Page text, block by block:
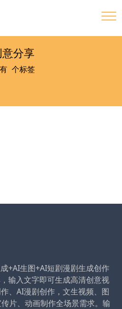
分享
0 个标签
+AI生图+AI短剧漫剧生成创作
输入文字即可生成高清创意视
、AI漫剧创作，文生视频、图
片、动画制作全场景需求。输